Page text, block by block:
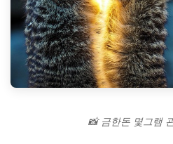
📸 금한돈 몇그램